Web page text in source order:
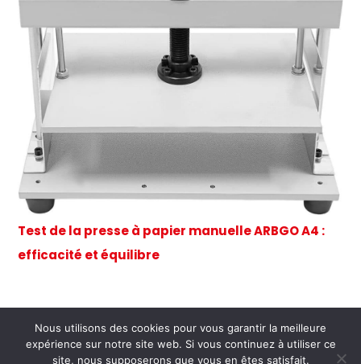
Test de la presse à papier manuelle ARBGO A4 :
efficacité et équilibre
Copyright © 2026 Chez Marie-Lou
Nous utilisons des cookies pour vous garantir la meilleure
expérience sur notre site web. Si vous continuez à utiliser ce
site, nous supposerons que vous en êtes satisfait.